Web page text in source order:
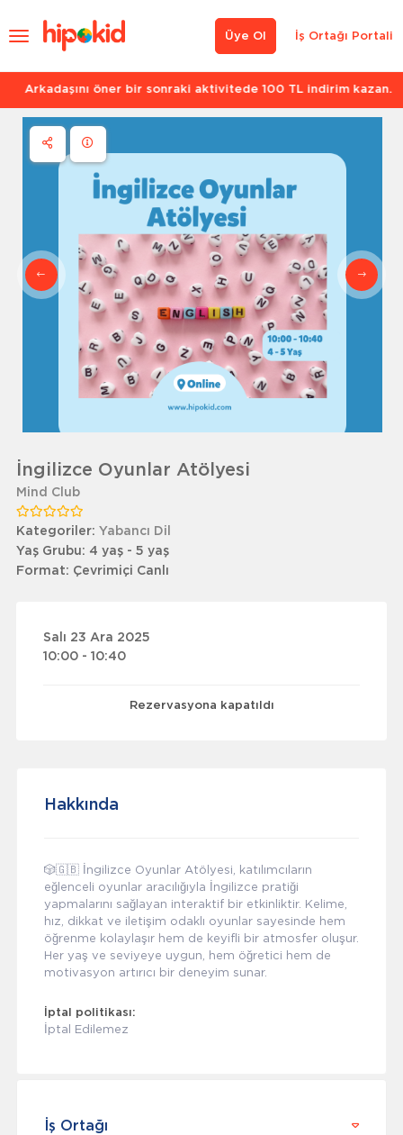
İş Ortağı Portali
Üye Ol
Arkadaşını öner bir sonraki aktivitede 100 TL indirim kazan.
İngilizce Oyunlar Atölyesi
Mind Club
Kategoriler: Yabancı Dil
Yaş Grubu: 4 yaş - 5 yaş
Format: Çevrimiçi Canlı
Salı 23 Ara 2025
10:00 - 10:40
Rezervasyona kapatıldı
Hakkında
🎲🇬🇧 İngilizce Oyunlar Atölyesi, katılımcıların
eğlenceli oyunlar aracılığıyla İngilizce pratiği
yapmalarını sağlayan interaktif bir etkinliktir. Kelime,
hız, dikkat ve iletişim odaklı oyunlar sayesinde hem
öğrenme kolaylaşır hem de keyifli bir atmosfer oluşur.
Her yaş ve seviyeye uygun, hem öğretici hem de
motivasyon artırıcı bir deneyim sunar.
İptal politikası:
İptal Edilemez
İş Ortağı